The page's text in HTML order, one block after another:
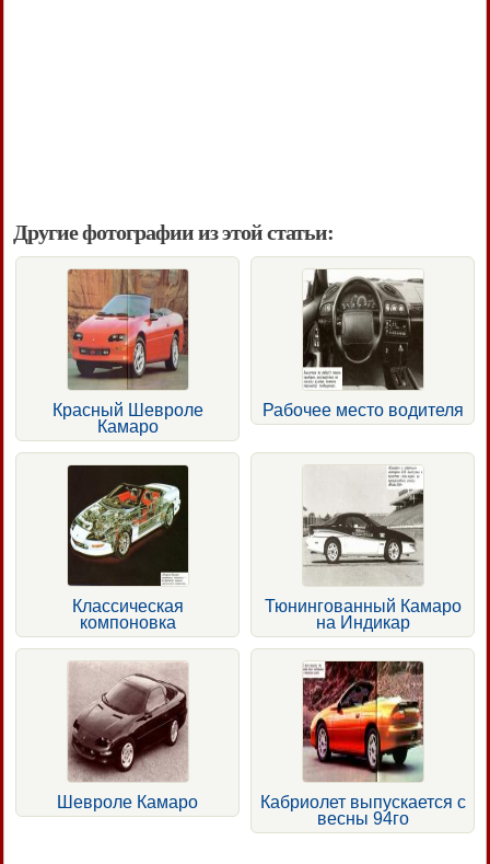
Другие фотографии из этой статьи:
Красный Шевроле
Камаро
Рабочее место водителя
Классическая
компоновка
Тюнингованный Камаро
на Индикар
Шевроле Камаро
Кабриолет выпускается с
весны 94го